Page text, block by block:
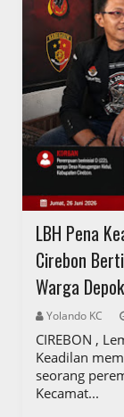
LBH Pena
Cirebon
Warga Depok
Yolando KC
CIREBON ,
Keadilan
seorang
Kecamat...